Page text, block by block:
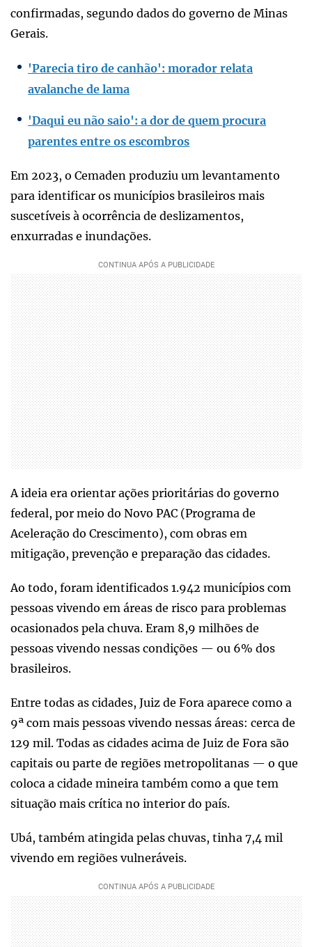
confirmadas, segundo dados do governo de Minas
Gerais.
'Parecia tiro de canhão': morador relata
avalanche de lama
'Daqui eu não saio': a dor de quem procura
parentes entre os escombros
Em 2023, o Cemaden produziu um levantamento
para identificar os municípios brasileiros mais
suscetíveis à ocorrência de deslizamentos,
enxurradas e inundações.
A ideia era orientar ações prioritárias do governo
federal, por meio do Novo PAC (Programa de
Aceleração do Crescimento), com obras em
mitigação, prevenção e preparação das cidades.
Ao todo, foram identificados 1.942 municípios com
pessoas vivendo em áreas de risco para problemas
ocasionados pela chuva. Eram 8,9 milhões de
pessoas vivendo nessas condições — ou 6% dos
brasileiros.
Entre todas as cidades, Juiz de Fora aparece como a
9ª com mais pessoas vivendo nessas áreas: cerca de
129 mil. Todas as cidades acima de Juiz de Fora são
capitais ou parte de regiões metropolitanas — o que
coloca a cidade mineira também como a que tem
situação mais crítica no interior do país.
Ubá, também atingida pelas chuvas, tinha 7,4 mil
vivendo em regiões vulneráveis.